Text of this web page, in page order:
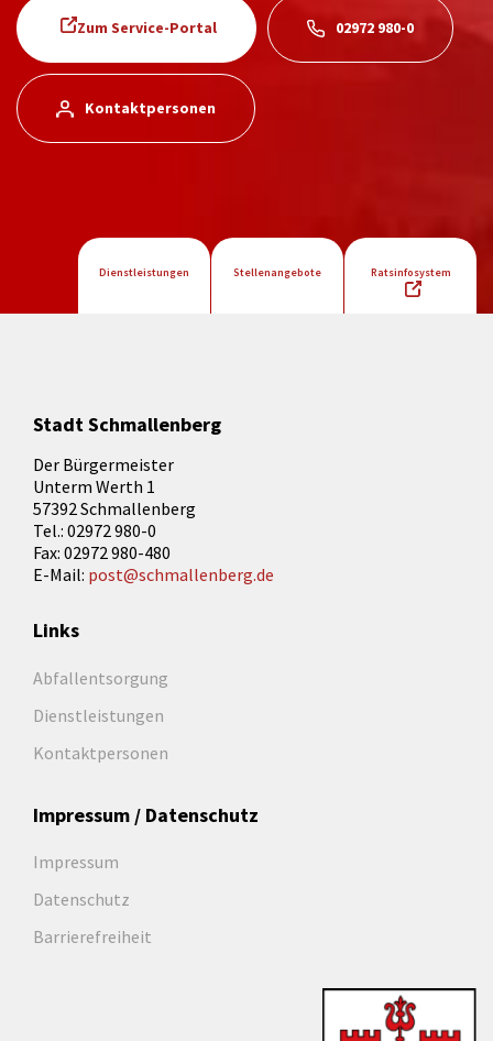
Zum Service-Portal 02972 980-0
Kontaktpersonen
Dienstleistungen Stellenangebote Ratsinfosystem
Stadt Schmallenberg
Der Bürgermeister
Unterm Werth 1
57392 Schmallenberg
Tel.: 02972 980-0
Fax: 02972 980-480
E-Mail: post@schmallenberg.de
Links
Abfallentsorgung
Dienstleistungen
Kontaktpersonen
Impressum / Datenschutz
Impressum
Datenschutz
Barrierefreiheit